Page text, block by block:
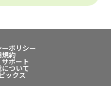
ポリシー
規約
ポート
ついて
ックス